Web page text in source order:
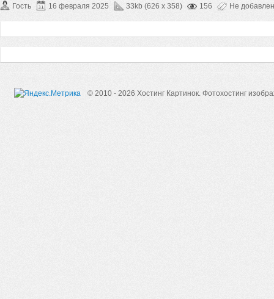
Гость 16 февраля 2025 33kb (626 x 358) 156 Не
© 2010 - 2026 Хостинг Картинок. Фотохостинг